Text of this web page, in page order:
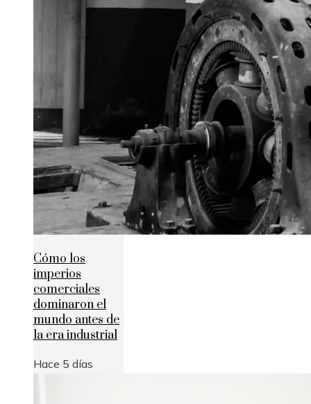
Cómo los
imperios
comerciales
dominaron el
mundo antes de
la era industrial
Hace 5 días